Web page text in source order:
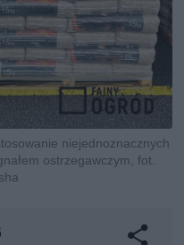
niejednoznacznych
ostrzegawczym, fot.